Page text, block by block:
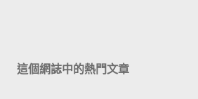
這個網誌中的熱門文章